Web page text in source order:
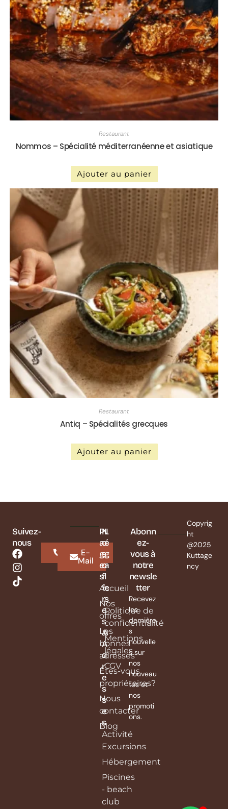
Restaurant
Nommos – Spécialité méditerranéenne et asiatique
Ajouter au panier
Restaurant
Antiq – Spécialités grecques
Ajouter au panier
Suivez-
nous
Whatsapp
E-
Mail
P
a
g
e
s
Accueil
Nos
offres
Les
bonnes
adresses
Êtes-vous
propriétaires?
Nous
contacter
Blog
N
o
s
o
f
f
r
e
s
&
A
d
r
e
s
s
e
s
Activité
Excursions
Hébergement
Piscines
- beach
club
L
é
g
a
l
e
s
Politique de
confidentialité
Mentions
légales
CGV
Abonn
ez-
vous à
notre
newsle
tter
Recevez
les
dernière
s
nouvelle
s sur
nos
nouveau
tés et
nos
promoti
ons.
Copyrig
ht
@2025
Kuttage
ncy